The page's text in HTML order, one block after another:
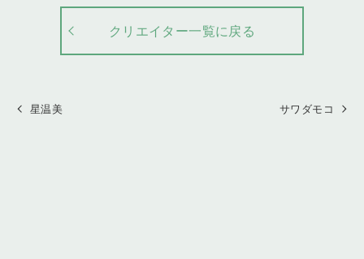
クリエイター一覧に戻る
星温美 サワダモコ